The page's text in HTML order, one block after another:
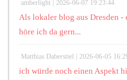
amberlight | 2026-06-07 19:23:44
Als lokaler blog aus Dresden -
höre ich da gern...
Matthias Daberstiel | 2026-06-05
ich würde noch einen Aspekt